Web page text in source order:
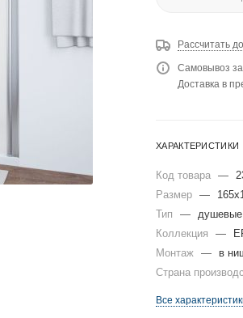
Рассчитать
Самовывоз
Доставка в
ХАРАКТЕРИСТИКИ
Код товара —
Размер —
Тип
—
Коллекция
—
Монтаж —
в
Страна
Все